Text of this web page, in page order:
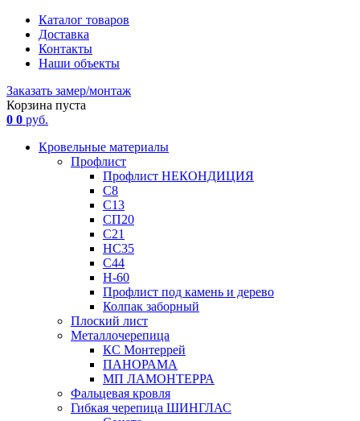
Каталог товаров
Доставка
Контакты
Наши объекты
Заказать замер/монтаж
Корзина пуста
0 0 руб.
Кровельные материалы
Профлист
Профлист НЕКОНДИЦИЯ
С8
С13
СП20
С21
НС35
С44
Н-60
Профлист под камень и дерево
Колпак заборный
Плоский лист
Металлочерепица
КС Монтеррей
ПАНОРАМА
МП ЛАМОНТЕРРА
Фальцевая кровля
Гибкая черепица ШИНГЛАС